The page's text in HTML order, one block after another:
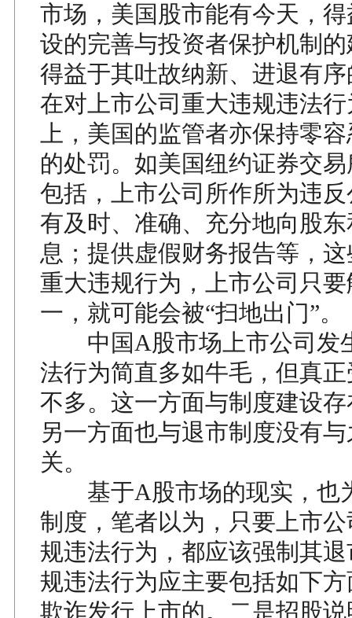
市场，美国股市能有今天，
设的完善与投资者保护机制
得益于其吐故纳新、进退有
在对上市公司重大违规违法
上，美国的监管者亦保持零
的处罚。如美国纽约证券交
包括，上市公司所作所为违
有及时、准确、充分地向股
息；提供虚假财务报告等，
重大违规行为，上市公司只
一，就可能会被“扫地出门”。
中国A股市场上市公司发
法行为简直多如牛毛，但真
不多。这一方面与制度建设
另一方面也与退市制度没有与
关。
基于A股市场的现实，也
制度，笔者以为，只要上市
规违法行为，都应该强制其
规违法行为应主要包括如下
欺诈发行上市的。二是招股